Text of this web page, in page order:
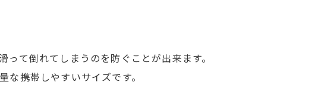
て倒れてしまうのを防ぐことが出来ます。
携帯しやすいサイズです。